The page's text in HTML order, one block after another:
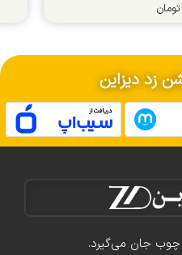
تومان
زد دیزاین
چوب جان می‌گیرد.